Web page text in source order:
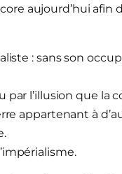
aujourd’hui afin
: sans son
l’illusion que la
appartenant à